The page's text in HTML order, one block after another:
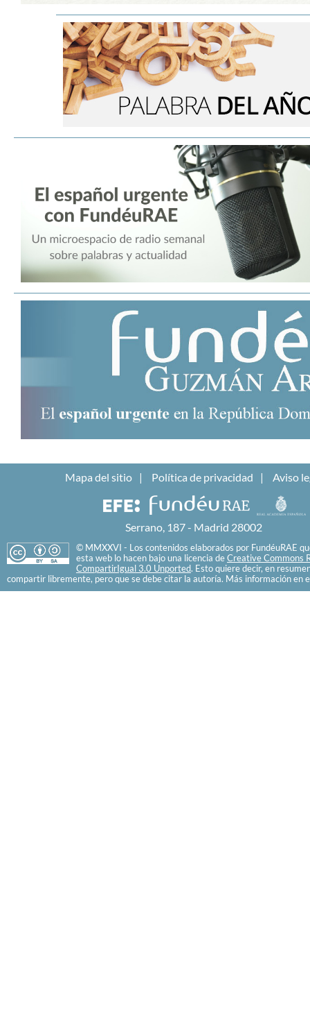
Mapa del sitio Política de privacidad Aviso
Serrano, 187 - Madrid 28002
© MMXXVI - Los contenidos elaborados por FundéuRAE
esta web lo hacen bajo una licencia de Creative Commons
CompartirIgual 3.0 Unported. Esto quiere decir, en
compartir libremente, pero que se debe citar la autoría. Más información en